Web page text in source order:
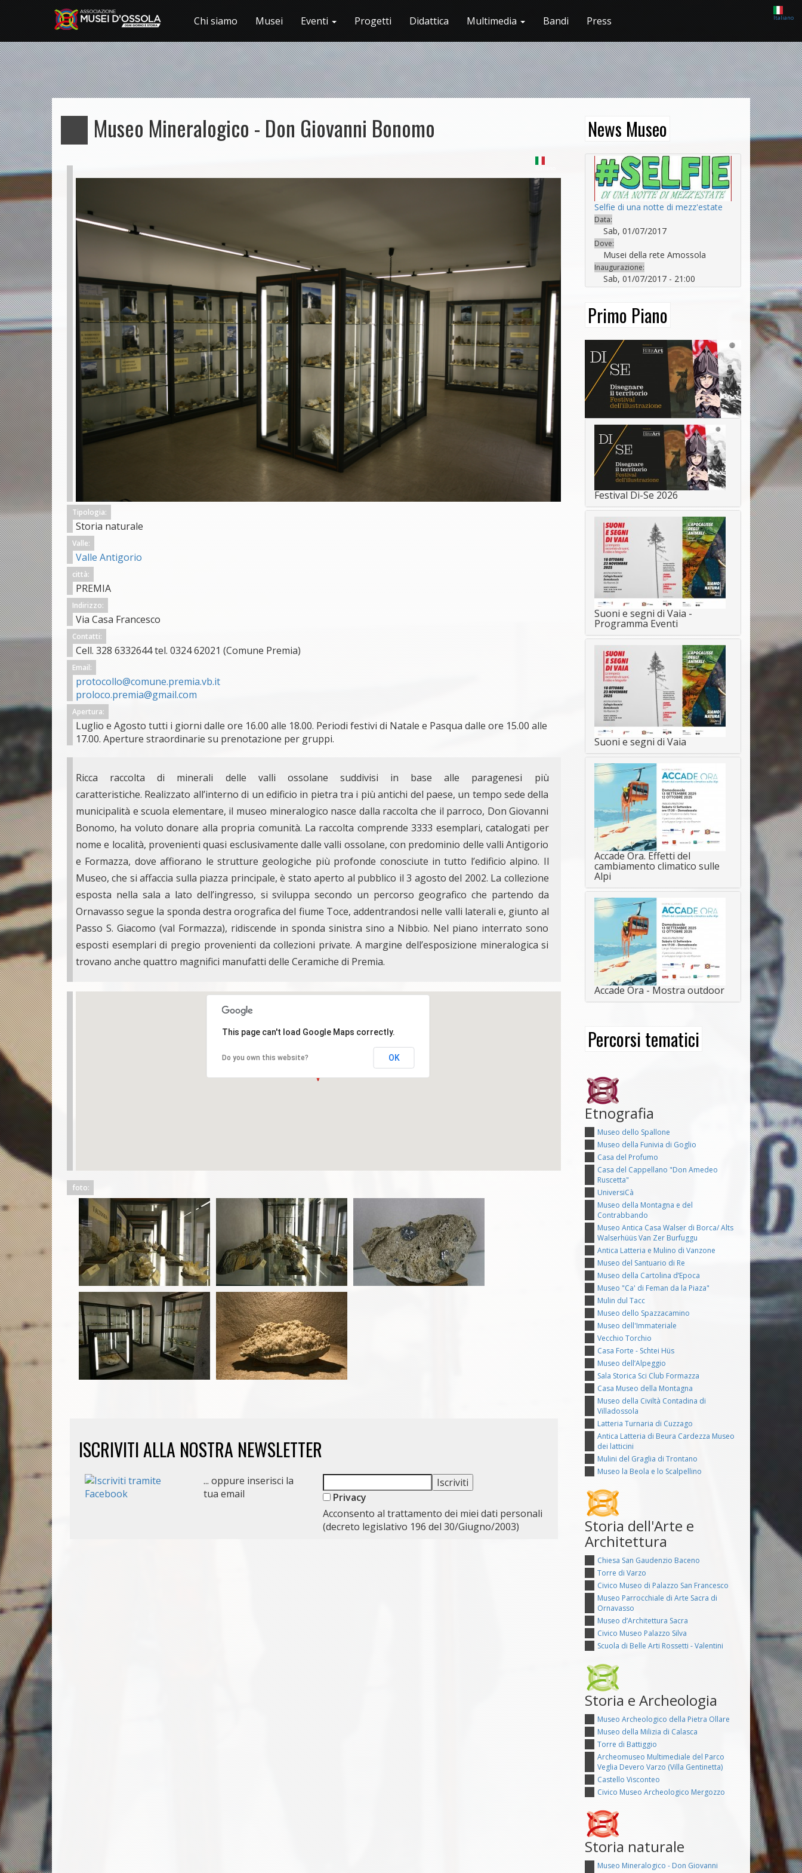
Salta
al
contenuto
principale
Chi siamo Musei Eventi Progetti Didattica Multimedia Bandi Press Italiano
Museo Mineralogico - Don Giovanni Bonomo
Tipologia:
Storia naturale
Valle:
Valle Antigorio
città:
PREMIA
Indirizzo:
Via Casa Francesco
Contatti:
Cell. 328 6332644 tel. 0324 62021 (Comune Premia)
Email:
protocollo@comune.premia.vb.it
proloco.premia@gmail.com
Apertura:
Luglio e Agosto tutti i giorni dalle ore 16.00 alle 18.00. Periodi festivi di Natale e Pasqua dalle ore 15.00 alle
17.00. Aperture straordinarie su prenotazione per gruppi.
Ricca raccolta di minerali delle valli ossolane suddivisi in base alle paragenesi più
caratteristiche. Realizzato all’interno di un edificio in pietra tra i più antichi del paese, un tempo sede della
municipalità e scuola elementare, il museo mineralogico nasce dalla raccolta che il parroco, Don Giovanni
Bonomo, ha voluto donare alla propria comunità. La raccolta comprende 3333 esemplari, catalogati per
nome e località, provenienti quasi esclusivamente dalle valli ossolane, con predominio delle valli Antigorio
e Formazza, dove affiorano le strutture geologiche più profonde conosciute in tutto l’edificio alpino. Il
Museo, che si affaccia sulla piazza principale, è stato aperto al pubblico il 3 agosto del 2002. La collezione
esposta nella sala a lato dell’ingresso, si sviluppa secondo un percorso geografico che partendo da
Ornavasso segue la sponda destra orografica del fiume Toce, addentrandosi nelle valli laterali e, giunto al
Passo S. Giacomo (val Formazza), ridiscende in sponda sinistra sino a Nibbio. Nel piano interrato sono
esposti esemplari di pregio provenienti da collezioni private. A margine dell’esposizione mineralogica si
trovano anche quattro magnifici manufatti delle Ceramiche di Premia.
This page can't load Google Maps correctly.
Do you own this website? OK
foto:
ISCRIVITI ALLA NOSTRA NEWSLETTER
... oppure inserisci la
tua email
Privacy
Acconsento al trattamento dei miei dati personali
(decreto legislativo 196 del 30/Giugno/2003)
News Museo
Selfie di una notte di mezz'estate
Data:
Sab, 01/07/2017
Dove:
Musei della rete Amossola
Inaugurazione:
Sab, 01/07/2017 - 21:00
Primo Piano
Festival Di-Se 2026
Suoni e segni di Vaia -
Programma Eventi
Suoni e segni di Vaia
Accade Ora. Effetti del
cambiamento climatico sulle
Alpi
Accade Ora - Mostra outdoor
Percorsi tematici
Etnografia
Museo dello Spallone
Museo della Funivia di Goglio
Casa del Profumo
Casa del Cappellano "Don Amedeo
Ruscetta"
UniversiCà
Museo della Montagna e del
Contrabbando
Museo Antica Casa Walser di Borca/ Alts
Walserhüüs Van Zer Burfuggu
Antica Latteria e Mulino di Vanzone
Museo del Santuario di Re
Museo della Cartolina d’Epoca
Museo "Ca' di Feman da la Piaza"
Mulin dul Tacc
Museo dello Spazzacamino
Museo dell'Immateriale
Vecchio Torchio
Casa Forte - Schtei Hüs
Museo dell’Alpeggio
Sala Storica Sci Club Formazza
Casa Museo della Montagna
Museo della Civiltà Contadina di
Villadossola
Latteria Turnaria di Cuzzago
Antica Latteria di Beura Cardezza Museo
dei latticini
Mulini del Graglia di Trontano
Museo la Beola e lo Scalpellino
Storia dell'Arte e
Architettura
Chiesa San Gaudenzio Baceno
Torre di Varzo
Civico Museo di Palazzo San Francesco
Museo Parrocchiale di Arte Sacra di
Ornavasso
Museo d’Architettura Sacra
Civico Museo Palazzo Silva
Scuola di Belle Arti Rossetti - Valentini
Storia e Archeologia
Museo Archeologico della Pietra Ollare
Museo della Milizia di Calasca
Torre di Battiggio
Archeomuseo Multimediale del Parco
Veglia Devero Varzo (Villa Gentinetta)
Castello Visconteo
Civico Museo Archeologico Mergozzo
Storia naturale
Museo Mineralogico - Don Giovanni